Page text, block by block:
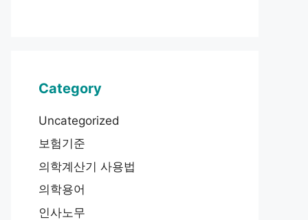
Category
Uncategorized
보험기준
의학계산기 사용법
의학용어
인사노무